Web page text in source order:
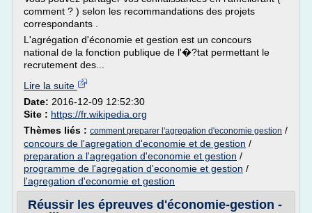
comment ? ) selon les recommandations des projets
correspondants .
L'agrégation d'économie et gestion est un concours
national de la fonction publique de l'�?tat permettant le
recrutement des...
Lire la suite
Date: 2016-12-09 12:52:30
Site : https://fr.wikipedia.org
Thèmes liés : comment preparer l'agregation d'economie gestion /
concours de l'agregation d'economie et de gestion /
preparation a l'agregation d'economie et gestion /
programme de l'agregation d'economie et gestion /
l'agregation d'economie et gestion
Réussir les épreuves d'économie-gestion -